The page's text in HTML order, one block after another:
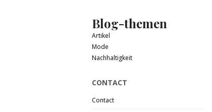
Blog-themen
Artikel
Mode
Nachhaltigkeit
CONTACT
Contact